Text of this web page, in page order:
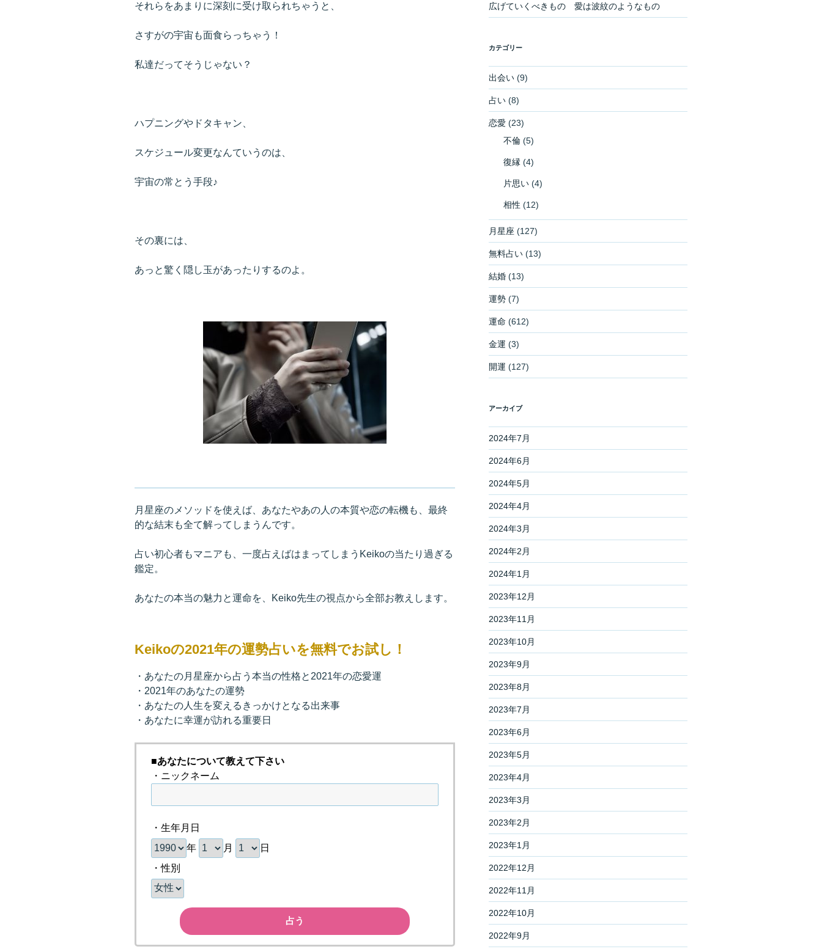
それらをあまりに深刻に受け取られちゃうと、
さすがの宇宙も面食らっちゃう！
私達だってそうじゃない？
ハプニングやドタキャン、
スケジュール変更なんていうのは、
宇宙の常とう手段♪
その裏には、
あっと驚く隠し玉があったりするのよ。
月星座のメソッドを使えば、あなたやあの人の本質や恋の転機も、最終
的な結末も全て解ってしまうんです。
占い初心者もマニアも、一度占えばはまってしまうKeikoの当たり過ぎる
鑑定。
あなたの本当の魅力と運命を、Keiko先生の視点から全部お教えします。
Keikoの2021年の運勢占いを無料でお試し！
・あなたの月星座から占う本当の性格と2021年の恋愛運
・2021年のあなたの運勢
・あなたの人生を変えるきっかけとなる出来事
・あなたに幸運が訪れる重要日
■あなたについて教えて下さい
・ニックネーム
・生年月日
年
月
日
・性別
占う
広げていくべきもの 愛は波紋のようなもの
カテゴリー
出会い(9)
占い(8)
恋愛(23)
不倫(5)
復縁 (4)
片思い(4)
相性 (12)
月星座 (127)
無料占い(13)
結婚(13)
運勢(7)
運命 (612)
金運 (3)
開運 (127)
アーカイブ
2024年7月
2024年6月
2024年5月
2024年4月
2024年3月
2024年2月
2024年1月
2023年12月
2023年11月
2023年10月
2023年9月
2023年8月
2023年7月
2023年6月
2023年5月
2023年4月
2023年3月
2023年2月
2023年1月
2022年12月
2022年11月
2022年10月
2022年9月